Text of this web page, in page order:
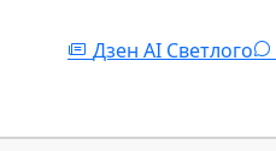
Дзен AI Светлого